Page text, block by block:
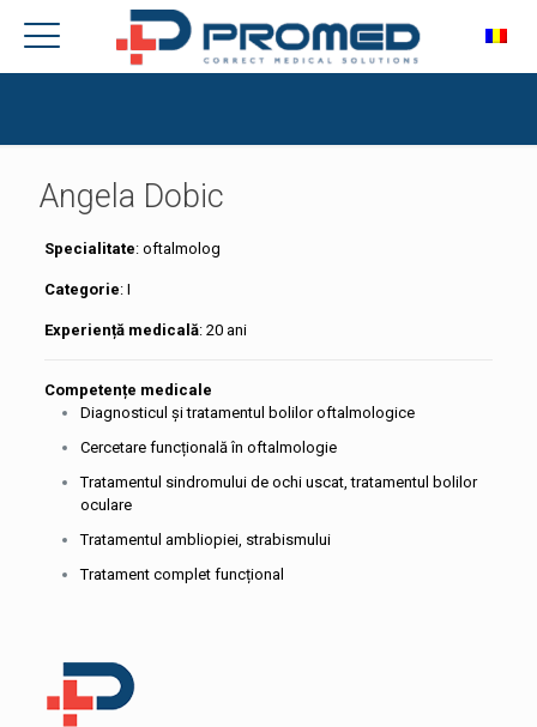
Angela Dobic
Specialitate: oftalmolog
Categorie: I
Experiență medicală: 20 ani
Competențe medicale
Diagnosticul și tratamentul bolilor oftalmologice
Cercetare funcțională în oftalmologie
Tratamentul sindromului de ochi uscat, tratamentul bolilor
oculare
Tratamentul ambliopiei, strabismului
Tratament complet funcțional